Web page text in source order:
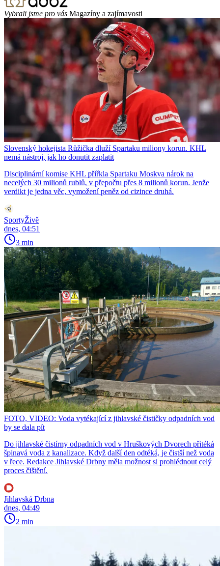
Vybrali jsme pro vás Magazíny a zajímavosti
Slovenský hokejista Růžička dluží Spartaku miliony korun. KHL
nemá nástroj, jak ho donutit zaplatit
Disciplinární komise KHL přiřkla Spartaku Moskva nárok na
necelých 30 milionů rublů, v přepočtu přes 8 milionů korun. Jenže
verdikt je jedna věc, vymožení peněz od cizince druhá.
SportyŽivě
dnes, 04:51
3 min
FOTO, VIDEO: Voda vytékající z jihlavské čističky odpadních vod
by se dala pít
Do jihlavské čistírny odpadních vod v Hruškových Dvorech přitéká
špinavá voda z kanalizace. Když další den odtéká, je čistší než voda
v řece. Redakce Jihlavské Drbny měla možnost si prohlédnout celý
proces čištění.
Jihlavská Drbna
dnes, 04:49
2 min